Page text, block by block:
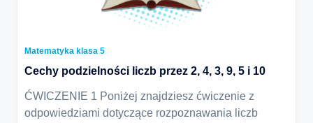
Matematyka klasa 5
Cechy podzielności liczb przez 2, 4, 3, 9, 5 i 10
ĆWICZENIE 1 Poniżej znajdziesz ćwiczenie z
odpowiedziami dotyczące rozpoznawania liczb